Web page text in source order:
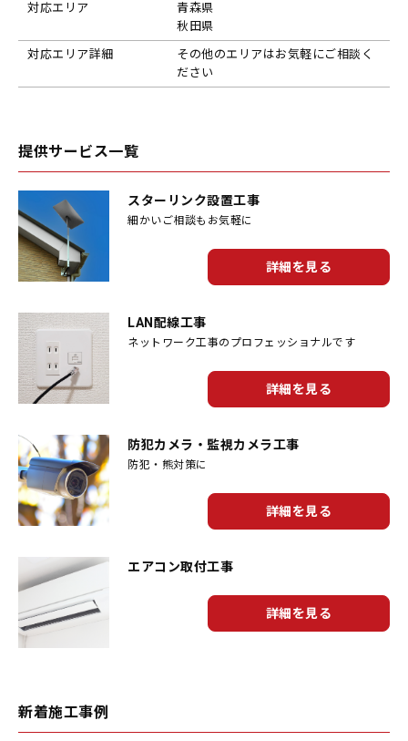
対応エリア
青森県
秋田県
対応エリア詳細
その他のエリアはお気軽にご相談く
ださい
提供サービス一覧
スターリンク設置工事
細かいご相談もお気軽に
詳細を見る
LAN配線工事
ネットワーク工事のプロフェッショナルです
詳細を見る
防犯カメラ・監視カメラ工事
防犯・熊対策に
詳細を見る
エアコン取付工事
詳細を見る
新着施工事例